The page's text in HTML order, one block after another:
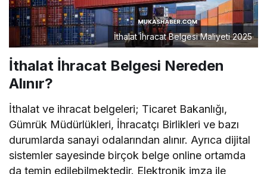
İthalat İhracat Belgesi Maliyeti 2025
İthalat İhracat Belgesi Nereden
Alınır?
İthalat ve ihracat belgeleri; Ticaret Bakanlığı,
Gümrük Müdürlükleri, İhracatçı Birlikleri ve bazı
durumlarda sanayi odalarından alınır. Ayrıca dijital
sistemler sayesinde birçok belge online ortamda
da temin edilebilmektedir. Elektronik imza ile